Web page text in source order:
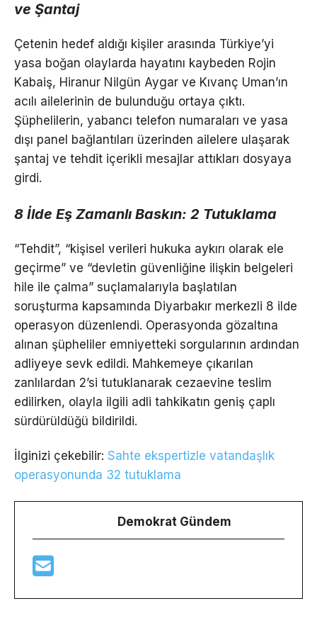
ve Şantaj
Çetenin hedef aldığı kişiler arasında Türkiye’yi
yasa boğan olaylarda hayatını kaybeden Rojin
Kabaiş, Hiranur Nilgün Aygar ve Kıvanç Uman’ın
acılı ailelerinin de bulunduğu ortaya çıktı.
Şüphelilerin, yabancı telefon numaraları ve yasa
dışı panel bağlantıları üzerinden ailelere ulaşarak
şantaj ve tehdit içerikli mesajlar attıkları dosyaya
girdi.
8 İlde Eş Zamanlı Baskın: 2 Tutuklama
“Tehdit”, “kişisel verileri hukuka aykırı olarak ele
geçirme” ve “devletin güvenliğine ilişkin belgeleri
hile ile çalma” suçlamalarıyla başlatılan
soruşturma kapsamında Diyarbakır merkezli 8 ilde
operasyon düzenlendi. Operasyonda gözaltına
alınan şüpheliler emniyetteki sorgularının ardından
adliyeye sevk edildi. Mahkemeye çıkarılan
zanlılardan 2’si tutuklanarak cezaevine teslim
edilirken, olayla ilgili adli tahkikatın geniş çaplı
sürdürüldüğü bildirildi.
İlginizi çekebilir: Sahte ekspertizle vatandaşlık
operasyonunda 32 tutuklama
Demokrat Gündem